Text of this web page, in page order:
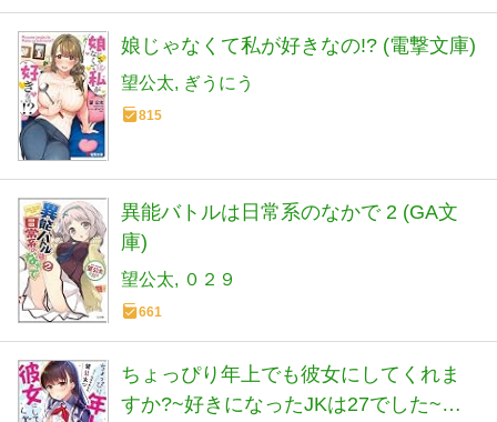
娘じゃなくて私が好きなの!? (電撃文庫)
望公太 ぎうにう
815
異能バトルは日常系のなかで 2 (GA文
庫)
望公太 ０２９
661
ちょっぴり年上でも彼女にしてくれま
すか?~好きになったJKは27でした~